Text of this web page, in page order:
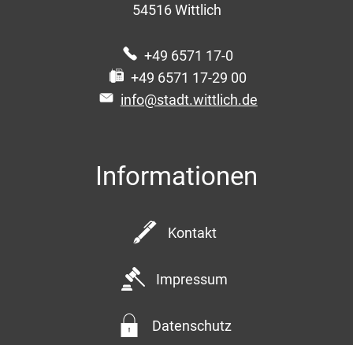
54516 Wittlich
+49 6571 17-0
+49 6571 17-29 00
info@stadt.wittlich.de
Informationen
Kontakt
Impressum
Datenschutz